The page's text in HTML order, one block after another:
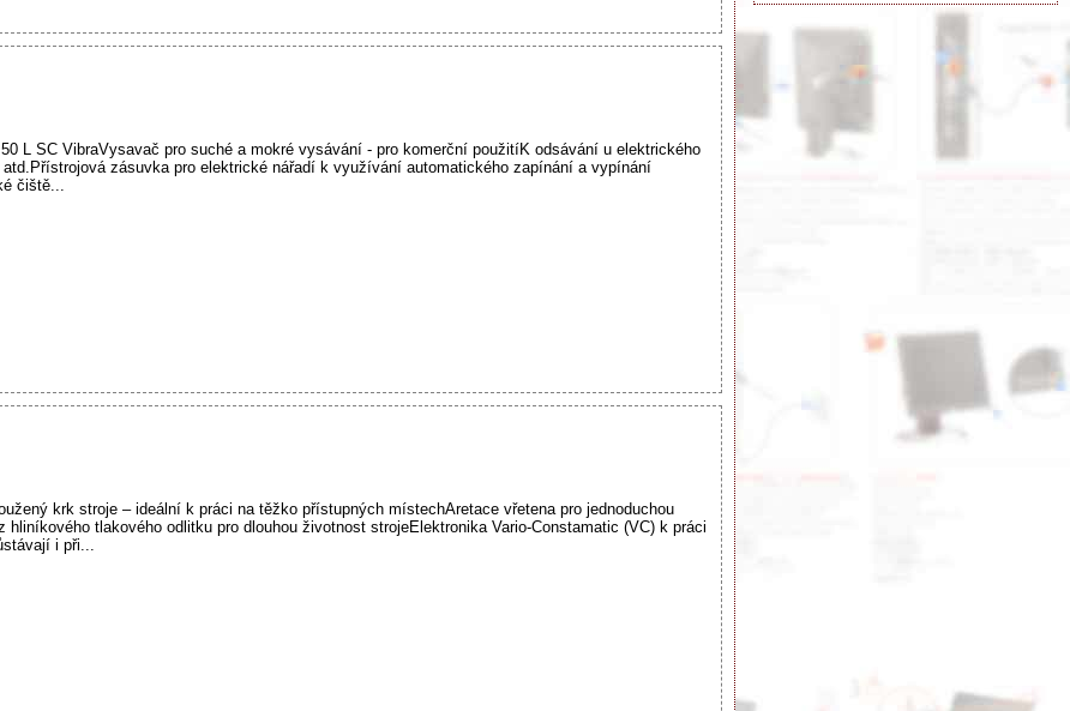
L SC VibraVysavač pro suché a mokré vysávání - pro komerční použitíK odsávání u elektrického
zásuvka pro elektrické nářadí k využívání automatického zapínání a vypínání
čiště...
krk stroje – ideální k práci na těžko přístupných místechAretace vřetena pro jednoduchou
hliníkového tlakového odlitku pro dlouhou životnost strojeElektronika Vario-Constamatic (VC) k práci
i při...